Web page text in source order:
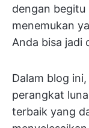
dengan begitu
menemukan
Anda bisa jadi
Dalam blog
perangkat
terbaik yang